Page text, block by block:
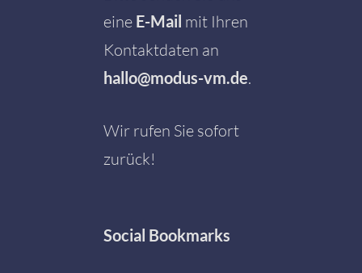
eine E-Mail mit Ihren
Kontaktdaten an
hallo@modus-vm.de.
Wir rufen Sie sofort
zurück!
Social Bookmarks